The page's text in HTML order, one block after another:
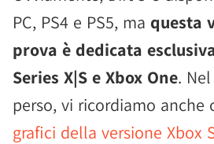
PC, PS4 e PS5, ma questa
prova è dedicata
Series X|S e Xbox One.
perso, vi ricordiamo anche
grafici della versione Xbox